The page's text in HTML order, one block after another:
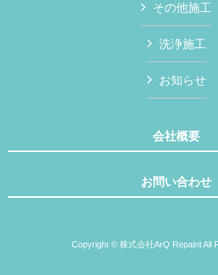
その他施工
洗浄施工
お知らせ
会社概要
お問い合わせ
Copyright © 株式会社ArQ Repaint All